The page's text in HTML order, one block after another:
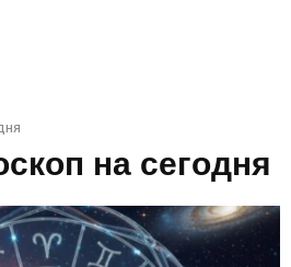
на сегодня